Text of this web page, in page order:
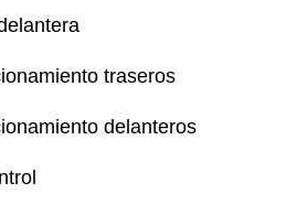
traseros
delanteros